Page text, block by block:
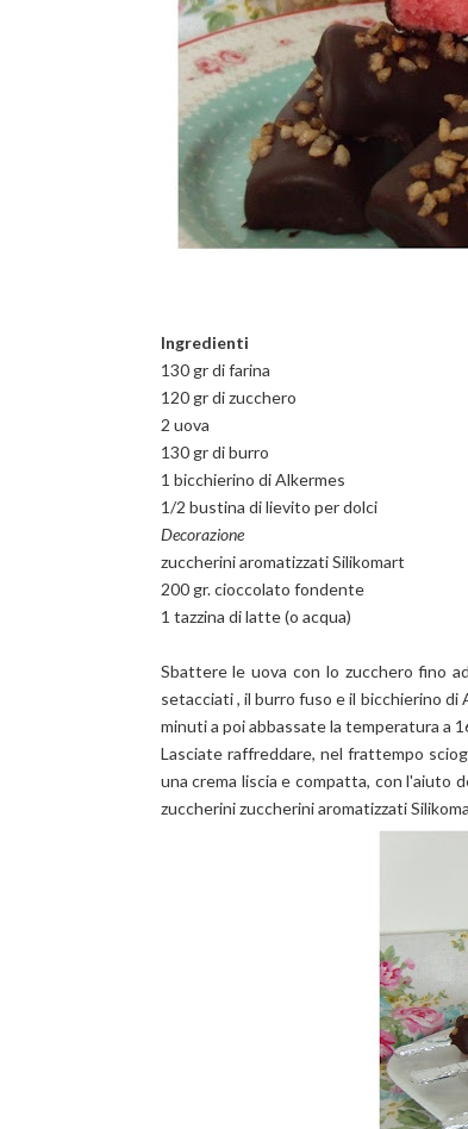
Ingredienti
130 gr di farina
120 gr di zucchero
2 uova
130 gr di burro
1 bicchierino di Alkermes
1/2 bustina di lievito per dolci
Decorazione
zuccherini aromatizzati Silikomart
200 gr. cioccolato fondente
1 tazzina di latte (o acqua)
Sbattere le uova con lo zucchero fino
setacciati , il burro fuso e il bicchierino di
minuti a poi abbassate la temperatura a
Lasciate raffreddare, nel frattempo
una crema liscia e compatta, con l'aiuto
zuccherini zuccherini aromatizzati